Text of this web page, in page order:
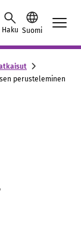
Haku Suomi
perusteleminen